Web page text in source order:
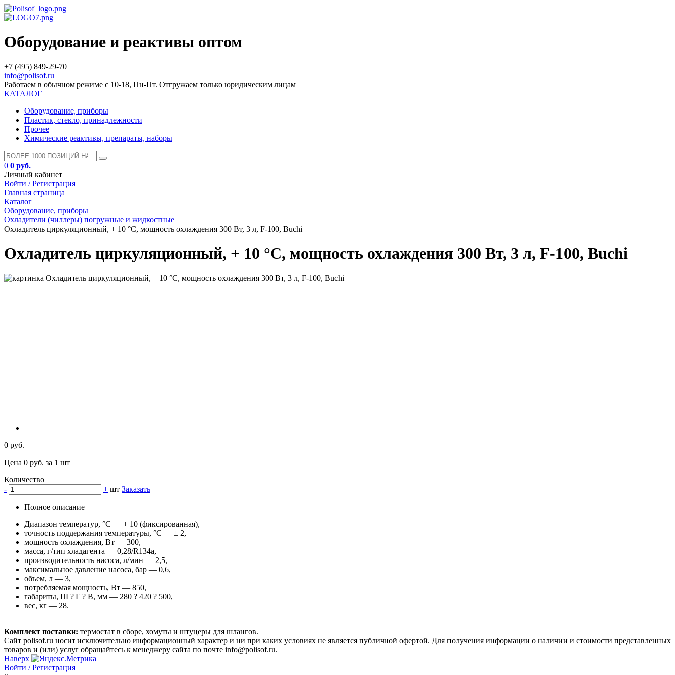
Оборудование и реактивы оптом
+7 (495) 849-29-70
info@polisof.ru
Работаем в обычном режиме с 10-18, Пн-Пт. Отгружаем только юридическим лицам
КАТАЛОГ
Оборудование, приборы
Пластик, стекло, принадлежности
Прочее
Химические реактивы, препараты, наборы
0 0 руб.
Личный кабинет
Войти / Регистрация
Главная страница
Каталог
Оборудование, приборы
Охладители (чиллеры) погружные и жидкостные
Охладитель циркуляционный, + 10 °С, мощность охлаждения 300 Вт, 3 л, F-100, Buchi
Охладитель циркуляционный, + 10 °С, мощность охлаждения 300 Вт, 3 л, F-100, Buchi
0 руб.
Цена 0 руб. за 1 шт
Количество
-
+ шт Заказать
Полное описание
Диапазон температур, °С — + 10 (фиксированная),
точность поддержания температуры, °С — ± 2,
мощность охлаждения, Вт — 300,
масса, г/тип хладагента — 0,28/R134a,
производительность насоса, л/мин — 2,5,
максимальное давление насоса, бар — 0,6,
объем, л — 3,
потребляемая мощность, Вт — 850,
габариты, Ш ? Г ? В, мм — 280 ? 420 ? 500,
вес, кг — 28.
Комплект поставки: термостат в сборе, хомуты и штуцеры для шлангов.
Сайт polisof.ru носит исключительно информационный характер и ни при каких условиях не является публичной офертой. Для получения информации о наличии и стоимости представленных
товаров и (или) услуг обращайтесь к менеджеру сайта по почте info@polisof.ru.
Наверх
Войти / Регистрация